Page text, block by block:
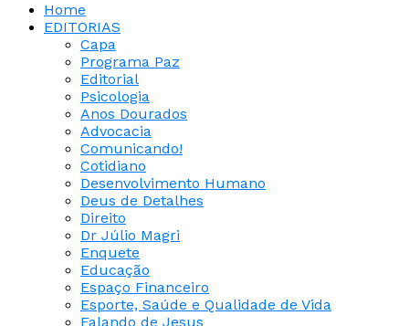
Home
EDITORIAS
Capa
Programa Paz
Editorial
Psicologia
Anos Dourados
Advocacia
Comunicando!
Cotidiano
Desenvolvimento Humano
Deus de Detalhes
Direito
Dr Júlio Magri
Enquete
Educação
Espaço Financeiro
Esporte, Saúde e Qualidade de Vida
Falando de Jesus